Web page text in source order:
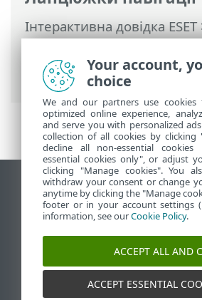
Інтерактивна довідка ESET
PROTECT>Використання
ESET PROTECT Головне
Завдання > Завдання
Переглянути повну версію
End of Life
База знань ESET
Форум ESET
ESET Status Portal
Регіональна підтримка
Your account,
choice
We and our partners use
optimized online experience,
and serve you with personalized
collection of all cookies by clicking
decline all non-essential cookies
essential cookies only", or adjust
clicking "Manage cookies". You
withdraw your consent or change
anytime by clicking the "Manage
footer or in your account settings
information, see ourCookie Policy.
ACCEPT ALL AND
ACCEPT ESSENTIAL